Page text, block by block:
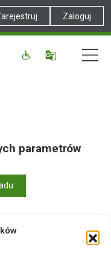
Zaloguj
parametrów